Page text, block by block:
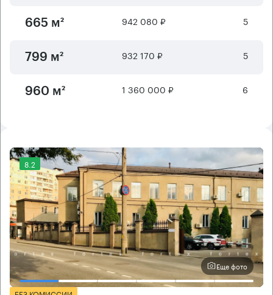
665 м² 942 080 ₽ 5
799 м² 932 170 ₽ 5
960 м² 1 360 000 ₽ 6
8.2
Еще фото